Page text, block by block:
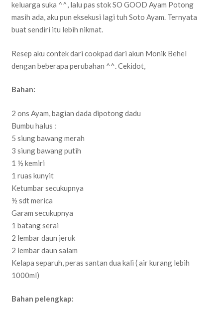
keluarga suka ^^, lalu pas stok SO GOOD Ayam Potong
masih ada, aku pun eksekusi lagi tuh Soto Ayam. Ternyata
buat sendiri itu lebih nikmat.
Resep aku contek dari cookpad dari akun Monik Behel
dengan beberapa perubahan ^^. Cekidot,
Bahan:
2 ons Ayam, bagian dada dipotong dadu
Bumbu halus :
5 siung bawang merah
3 siung bawang putih
1 ½ kemiri
1 ruas kunyit
Ketumbar secukupnya
½ sdt merica
Garam secukupnya
1 batang serai
2 lembar daun jeruk
2 lembar daun salam
Kelapa separuh, peras santan dua kali ( air kurang lebih
1000ml)
Bahan pelengkap: